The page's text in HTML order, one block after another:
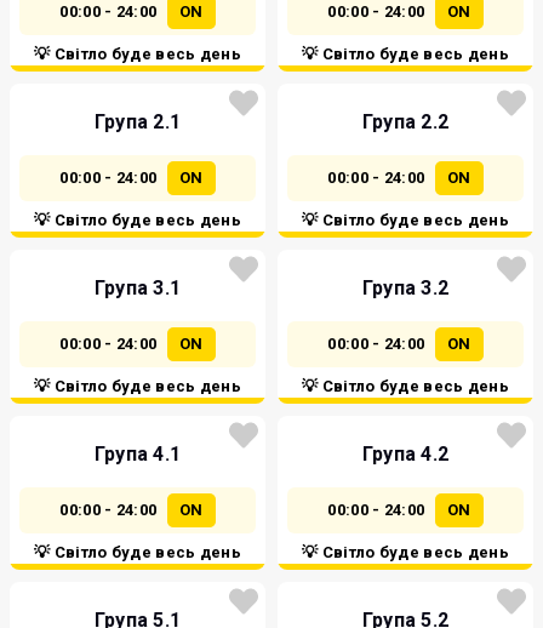
00:00 - 24:00 ON
💡 Світло буде весь день
00:00 - 24:00 ON
💡 Світло буде весь день
Група 2.1
00:00 - 24:00 ON
💡 Світло буде весь день
Група 2.2
00:00 - 24:00 ON
💡 Світло буде весь день
Група 3.1
00:00 - 24:00 ON
💡 Світло буде весь день
Група 3.2
00:00 - 24:00 ON
💡 Світло буде весь день
Група 4.1
00:00 - 24:00 ON
💡 Світло буде весь день
Група 4.2
00:00 - 24:00 ON
💡 Світло буде весь день
Група 5.1 Група 5.2